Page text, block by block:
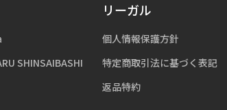
SHINSAIBASHI
リーガル
個人情報保護方針
特定商取引法に基づく表記
返品特約